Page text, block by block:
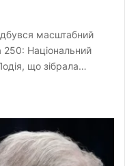
масштабний
Національний
що зібрала…